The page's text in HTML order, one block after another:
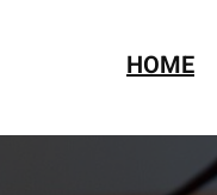
HOME